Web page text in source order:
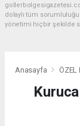
dolaylı tüm
yönetimi hiçbir şekilde
Anasayfa ÖZEL